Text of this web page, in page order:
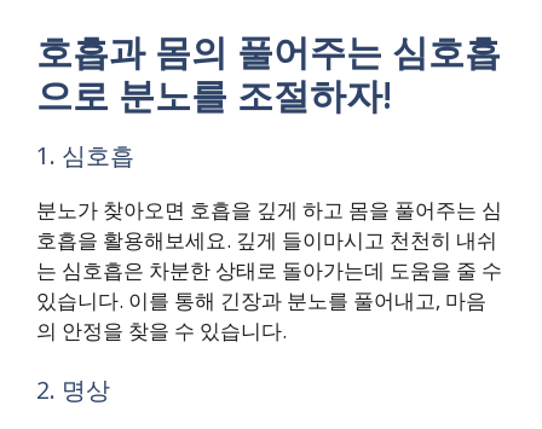
호흡과 몸의 풀어주는 심호흡
으로 분노를 조절하자!
1. 심호흡
분노가 찾아오면 호흡을 깊게 하고 몸을 풀어주는 심
호흡을 활용해보세요. 깊게 들이마시고 천천히 내쉬
는 심호흡은 차분한 상태로 돌아가는데 도움을 줄 수
있습니다. 이를 통해 긴장과 분노를 풀어내고, 마음
의 안정을 찾을 수 있습니다.
2. 명상